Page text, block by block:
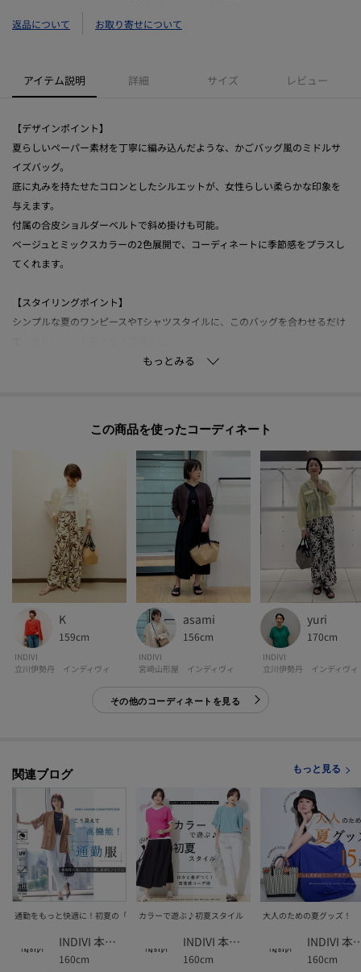
返品について お取り寄せについて
アイテム説明 詳細 サイズ レビュー
【デザインポイント】
夏らしいペーパー素材を丁寧に編み込んだような、かごバッグ風のミドルサ
イズバッグ。
底に丸みを持たせたコロンとしたシルエットが、女性らしい柔らかな印象を
与えます。
付属の合皮ショルダーベルトで斜め掛けも可能。
ベージュとミックスカラーの2色展開で、コーディネートに季節感をプラスし
てくれます。
【スタイリングポイント】
シンプルな夏のワンピースやTシャツスタイルに、このバッグを合わせるだけ
ミックスカラーは柄物ながらも落ち着いたトーンで、大人のきれいめカジュア
・ポケット数：内側×1
-・-・-・-・-・-・-・-・-・-・-・-・-・-・-・-・-・-・-・-・-・-
■気になるアイテムは『お気に入り登録』がおすすめです！■
[お気に入り登録とは？]
オンラインサイトの各アイテムにある「♡マーク」を
クリックして簡単に追加できます！
[おすすめPOINT]
お得な情報をGETできます！！
POINT.2
マイページでお気に入り一覧をチェックでき、
自分だけのお買い物リストがつくれる♪
-・-・-・-・-・-・-・-・-・-・-・-・-・-・-・-・-・-・-・-・-・-
※照明の関係により、実際よりも色味が違って見える場合があります。また、
パソコン・スマートフォンなどの環境により、若干製品と画像のカラーが異
なる場合もございます。
この商品を使った
K
159cm
INDIVI
立川伊勢丹 インディヴィ
asami
156cm
INDIVI
宮崎山形屋 インディヴィ
yuri
170cm
INDIVI
立川伊勢丹 インディヴィ
その他のコーディネートを見る
関連ブログ もっと見る
通勤をもっと快適に！初夏の「キレイ服」
INDIVI 本部スタッフ
160cm
カラーで遊ぶ♪初夏スタイル
INDIVI 本部スタッフ
160cm
大人のための夏グッズ！
INDIVI
160cm